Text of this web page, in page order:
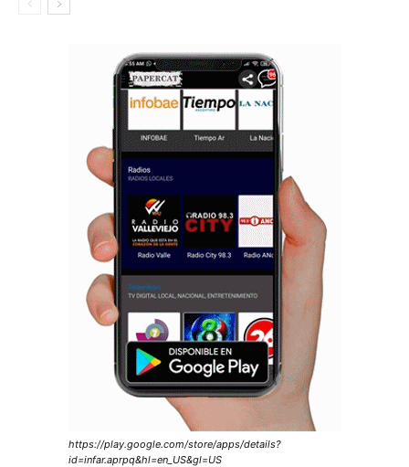
https://play.google.com/store/apps/details?
id=infar.aprpq&hl=en_US&gl=US